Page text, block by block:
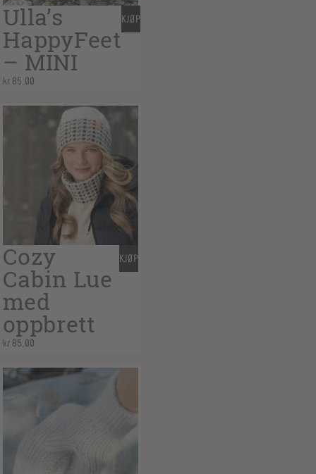
Ulla’s
HappyFeet
– MINI
kr 85,00
KJØP
Cozy
Cabin Lue
med
oppbrett
kr 85,00
KJØP